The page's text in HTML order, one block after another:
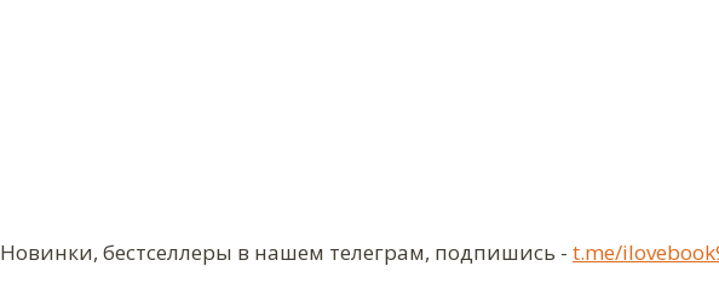
Новинки, бестселлеры в нашем телеграм, подпишись - t.me/